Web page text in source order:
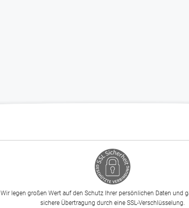
Wir legen großen Wert auf den Schutz Ihrer persönlichen Daten und
sichere Übertragung durch eine SSL-Verschlüsselung.